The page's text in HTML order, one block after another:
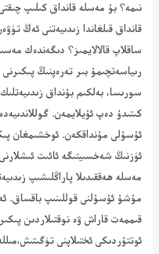
نىمە؟ بۇ مەسلە قانداق كىلىپ
قانداق قىلغاندا زىدىيەتنى ئەڭ
ساقلاپ قالالايمىز؟ دىگەندەك
رىياسەتچىمۇ بىر تەرەپنىڭ
سورىسا، بەلكىم بۇنداق
كىتىدۇ دەپ ئۇيلايمەن.
ئۇسۇلى مۇنداقكەن. ئوخشىمغان
ئۈزنىڭ شەخسىيتىگە ئائىت
مەسلە ھەققىدىلا پاراڭلىشىپ
مۇشۇ ئۇسۇلنى قوللىنىپ باقساق.
قىممەت قاراش ۋە نوقتىلاردىن
ئوتتۇردىكى ئختىلاپنى